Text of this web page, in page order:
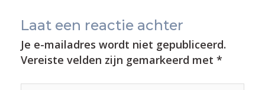
Laat een reactie achter
Je e-mailadres wordt niet gepubliceerd.
Vereiste velden zijn gemarkeerd met *